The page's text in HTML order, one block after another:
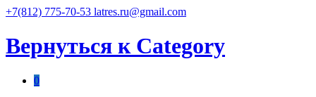
+7(812) 775-70-53 latres.ru@gmail.com
Вернуться кCategory
0